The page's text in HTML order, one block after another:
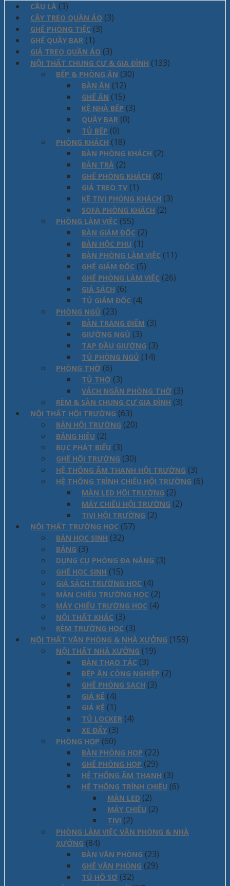
CẦU LÀ (3)
CÂY TREO QUẦN ÁO (3)
GHẾ PHÒNG TIỆC (3)
GHẾ QUẦY BAR (1)
GIÁ TREO QUẦN ÁO (3)
NỘI THẤT CHUNG CƯ & GIA ĐÌNH (133)
BẾP & PHÒNG ĂN (30)
BÀN ĂN (12)
GHẾ ĂN (15)
KỆ NHÀ BẾP (3)
QUẦY BAR (0)
TỦ BẾP (0)
PHÒNG KHÁCH (18)
BÀN PHÒNG KHÁCH (2)
BÀN TRÀ (2)
GHẾ PHÒNG KHÁCH (8)
GIÁ TREO TV (1)
KỆ TIVI PHÒNG KHÁCH (3)
SOFA PHÒNG KHÁCH (2)
PHÒNG LÀM VIỆC (55)
BÀN GIÁM ĐỐC (2)
BÀN HỘC PHỤ (1)
BÀN PHÒNG LÀM VIỆC (11)
GHẾ GIÁM ĐỐC (5)
GHẾ PHÒNG LÀM VIỆC (26)
GIÁ SÁCH (6)
TỦ GIÁM ĐỐC (4)
PHÒNG NGỦ (23)
BÀN TRANG ĐIỂM (3)
GIƯỜNG NGỦ (3)
TAP ĐẦU GIƯỜNG (3)
TỦ PHÒNG NGỦ (14)
PHÒNG THỜ (6)
TỦ THỜ (3)
VÁCH NGĂN PHÒNG THỜ (3)
RÈM & SÀN CHUNG CƯ GIA ĐÌNH (3)
NỘI THẤT HỘI TRƯỜNG (63)
BÀN HỘI TRƯỜNG (20)
BẢNG HIỆU (2)
BỤC PHÁT BIỂU (3)
GHẾ HỘI TRƯỜNG (30)
HỆ THỐNG ÂM THANH HỘI TRƯỜNG (3)
HỆ THỐNG TRÌNH CHIẾU HỘI TRƯỜNG (6)
MÀN LED HỘI TRƯỜNG (2)
MÁY CHIẾU HỘI TRƯỜNG (2)
TIVI HỘI TRƯỜNG (2)
NỘI THẤT TRƯỜNG HỌC (57)
BÀN HỌC SINH (32)
BẢNG (3)
DỤNG CỤ PHÒNG ĐA NĂNG (3)
GHẾ HỌC SINH (15)
GIÁ SÁCH TRƯỜNG HỌC (4)
MÀN CHIẾU TRƯỜNG HỌC (2)
MÁY CHIẾU TRƯỜNG HỌC (4)
NỘI THẤT KHÁC (3)
RÈM TRƯỜNG HỌC (3)
NỘI THẤT VĂN PHÒNG & NHÀ XƯỞNG (159)
NỘI THẤT NHÀ XƯỞNG (19)
BÀN THAO TÁC (3)
BẾP ĂN CÔNG NGHIỆP (2)
GHẾ PHÒNG SẠCH (3)
GIÁ KÊ (4)
GIÁ KỆ (1)
TỦ LOCKER (4)
XE ĐẨY (3)
PHÒNG HỌP (60)
BÀN PHÒNG HỌP (22)
GHẾ PHÒNG HỌP (29)
HỆ THỐNG ÂM THANH (3)
HỆ THỐNG TRÌNH CHIẾU (6)
MÀN LED (2)
MÁY CHIẾU (2)
TIVI (2)
PHÒNG LÀM VIỆC VĂN PHÒNG & NHÀ
XƯỞNG (84)
BÀN VĂN PHÒNG (23)
GHẾ VĂN PHÒNG (29)
TỦ HỒ SƠ (32)